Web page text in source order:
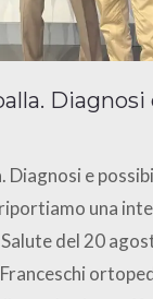
Diagnosi e
una
del 20